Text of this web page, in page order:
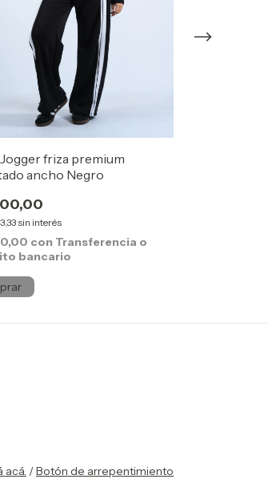
friza premium
ancho Negro
sin interés
con Transferencia o
bancario
acá. /Botón de arrepentimiento